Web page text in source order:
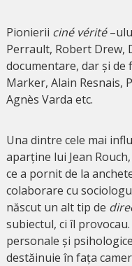
Pionierii ciné vérité
Perrault, Robert Drew,
documentare, dar și de
Marker, Alain Resnais,
Agnès Varda etc.
Una dintre cele mai
aparține lui Jean
ce a pornit de la
colaborare cu
născut un alt tip de
subiectul, ci îl
personale și
destăinuie în fața